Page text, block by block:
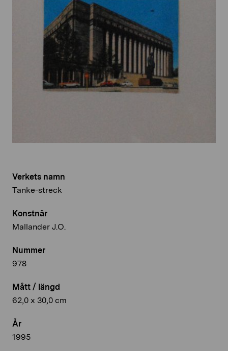
Verkets namn
Tanke-streck
Konstnär
Mallander J.O.
Nummer
978
Mått / längd
62,0 x 30,0 cm
År
1995